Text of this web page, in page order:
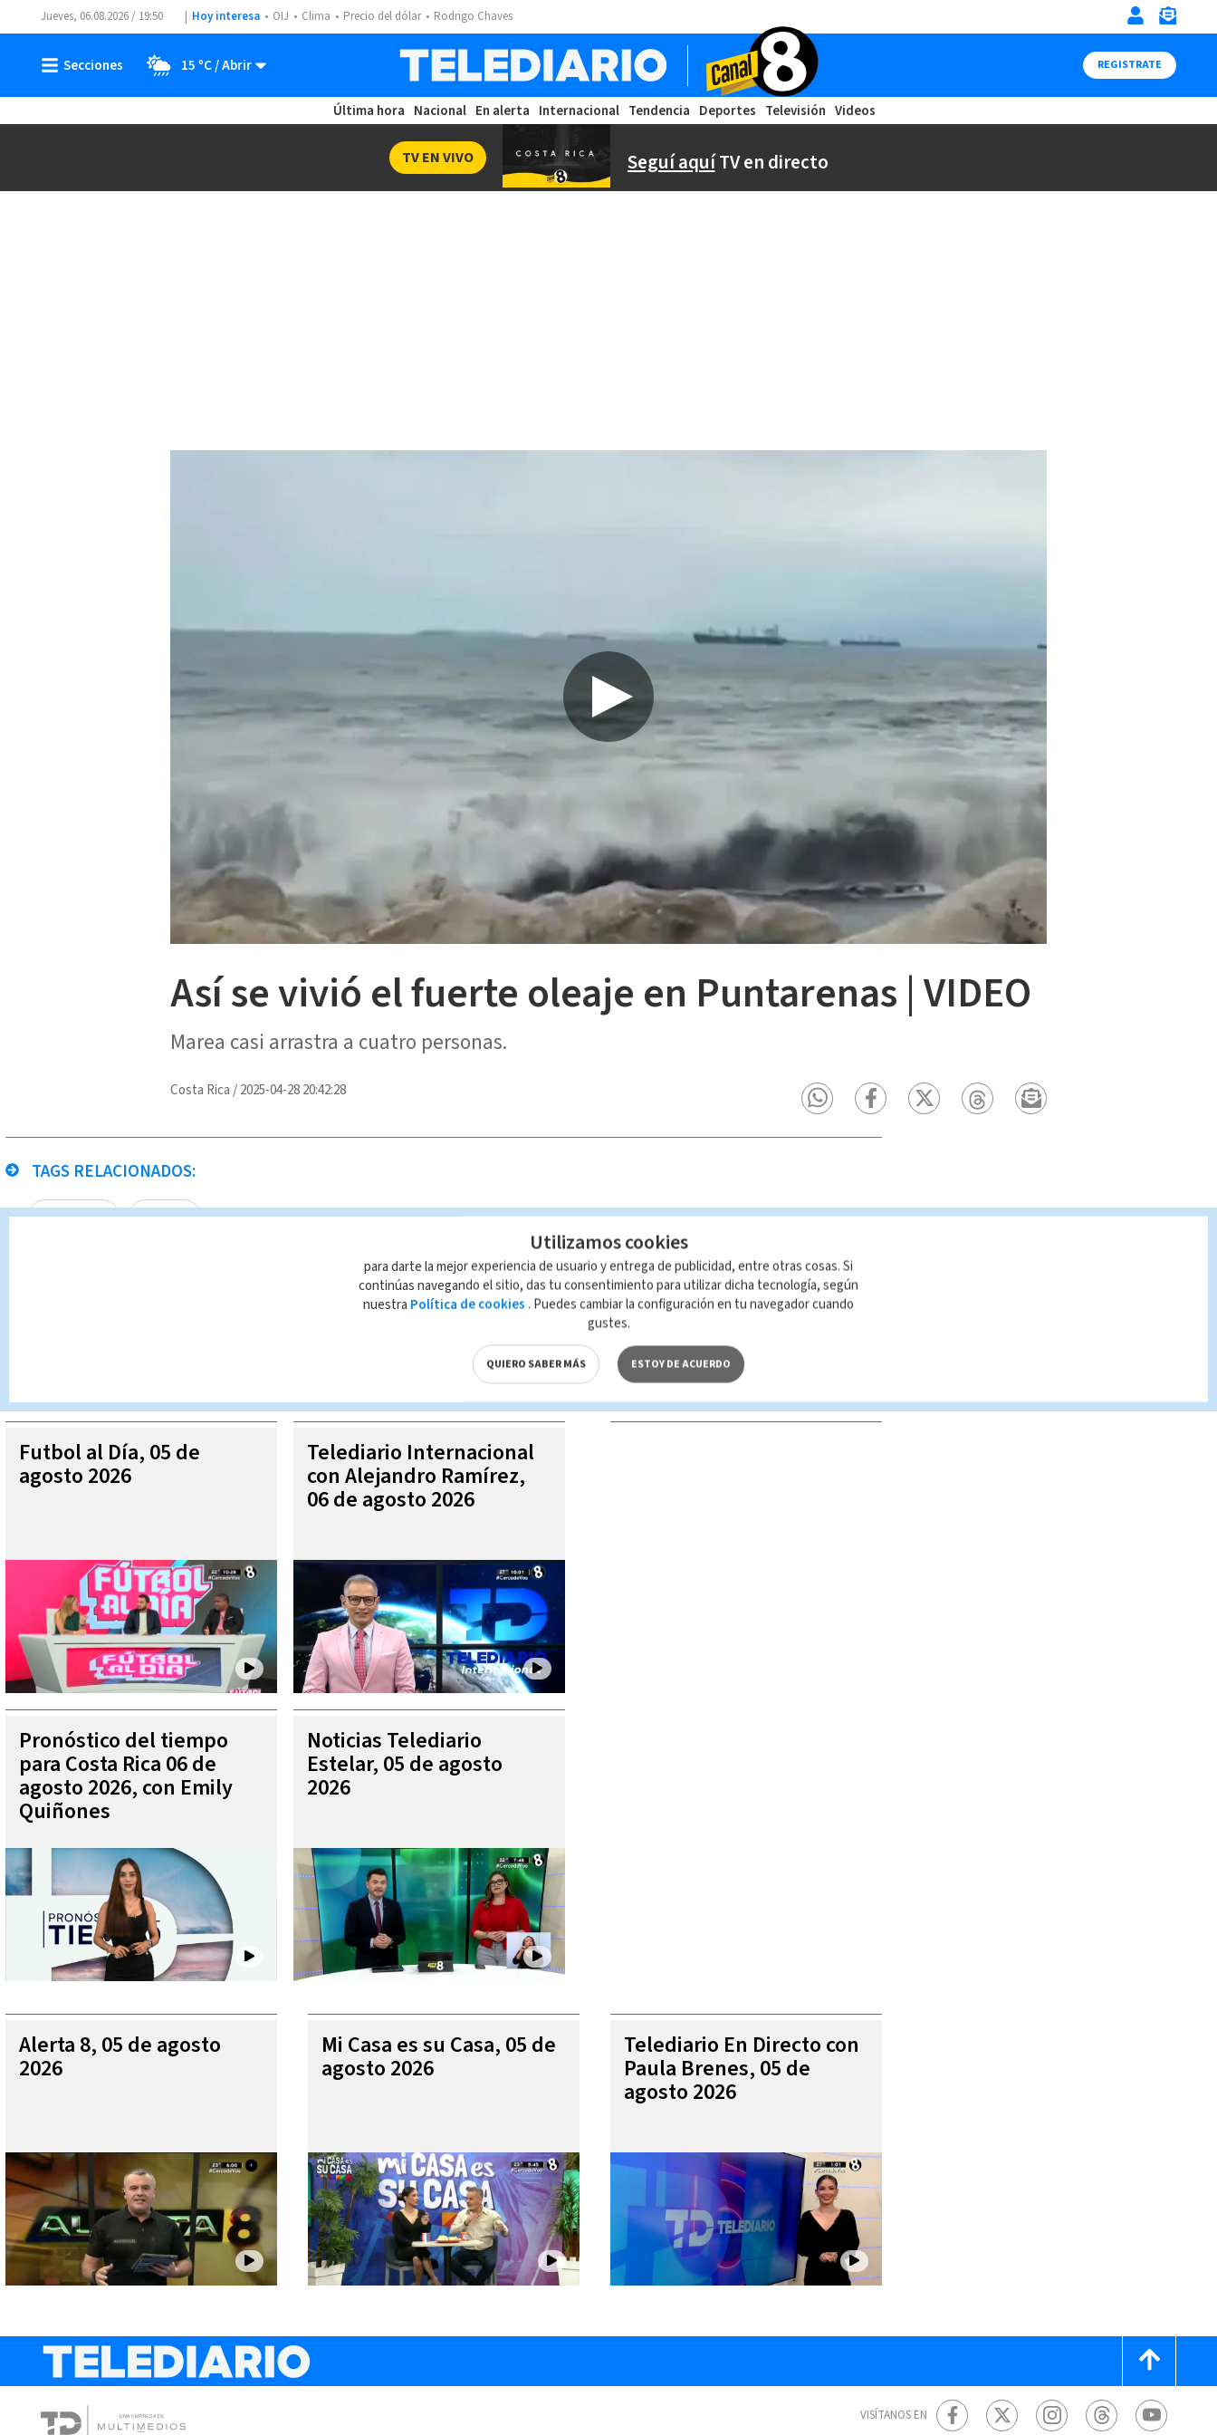
Jueves, 06.08.2026 / 19:50 Hoy interesa OIJ Clima Precio del dólar Rodrigo Chaves
15 ºC REGISTRATE
Última hora Nacional En alerta Internacional Tendencia Deportes Televisión Videos
Seguí aquíTV en directo
TV EN VIVO
Así se vivió el fuerte oleaje en Puntarenas | VIDEO
Marea casi arrastra a cuatro personas.
Costa Rica /2025-04-28 20:42:28
TAGS RELACIONADOS:
Puntarenas Alerta 8
Queda prohibida la reproducción total o parcial del contenido de esta página, mismo que es propiedad de TELEDIARIO; su reproducción no
MÁS VIDEOS
Futbol al Día, 05 de
agosto 2026
Telediario Internacional
con Alejandro Ramírez,
06 de agosto 2026
Pronóstico del tiempo
para Costa Rica 06 de
agosto 2026, con Emily
Quiñones
Noticias Telediario
Estelar, 05 de agosto
2026
Alerta 8, 05 de agosto
2026
Mi Casa es su Casa, 05 de
agosto 2026
Telediario En Directo con
Paula Brenes, 05 de
agosto 2026
VISÍTANOS EN
Utilizamos cookies
para darte la mejor experiencia de usuario y entrega de publicidad, entre otras cosas. Si
continúas navegando el sitio, das tu consentimiento para utilizar dicha tecnología, según
nuestra Política de cookies . Puedes cambiar la configuración en tu navegador cuando
gustes.
QUIERO SABER MÁS ESTOY DE ACUERDO